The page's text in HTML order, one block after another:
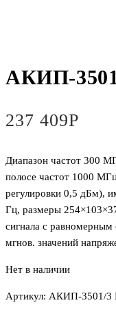
АКИП-
237 409Р
Диапазон частот 300
полосе частот 1000
регулировки 0,5 дБм),
Гц, размеры
сигнала с
мгнов. значений
Нет в наличии
Артикул: АКИП-3501/3